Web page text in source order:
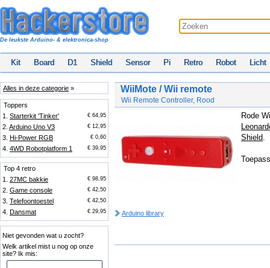
De leukste Arduino- & elektronica-shop
Kit Board D1 Shield Sensor Pi Retro Robot Licht
Alles in deze categorie »
Toppers
1. Starterkit 'Tinker' € 64,95
2. Arduino Uno V3 € 12,95
3. Hi-Power RGB € 0,60
4. 4WD Robotplatform 1 € 39,95
Top 4 retro
1. 27MC bakkie € 98,95
2. Game console € 42,50
3. Telefoontoestel € 42,50
4. Dansmat € 29,95
Niet gevonden wat u zocht?
Welk artikel mist u nog op onze
site? Ik mis:
WiiMote / Wii remote
Wii Remote Controller, Rood
Arduino library
Rode
Shield.